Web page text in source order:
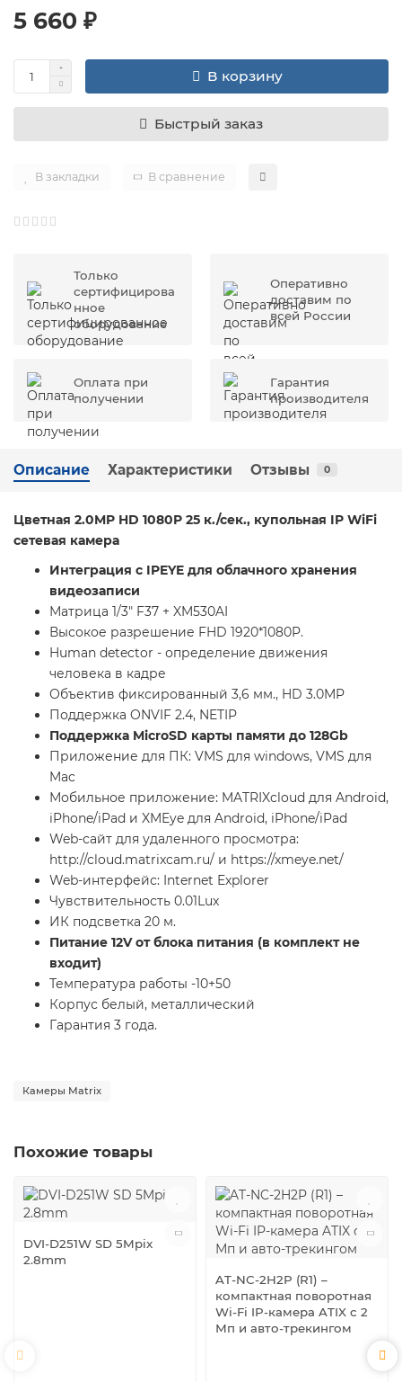
5 660 ₽
В корзину
Быстрый заказ
В закладки В сравнение
Только
сертифицирова
нное
оборудование
Оперативно
доставим по
всей России
Оплата при
получении
Гарантия
производителя
Описание Характеристики Отзывы 0
Цветная 2.0MP HD 1080P 25 к./сек., купольная IP WiFi
сетевая камера
Интеграция с IPEYE для облачного хранения
видеозаписи
Матрица 1/3" F37 + XM530AI
Высокое разрешение FHD 1920*1080P.
Human detector - определение движения
человека в кадре
Объектив фиксированный 3,6 мм., HD 3.0MP
Поддержка ONVIF 2.4, NETIP
Поддержка MicroSD карты памяти до 128Gb
Приложение для ПК: VMS для windows, VMS для
Mac
Мобильное приложение: MATRIXcloud для Android,
iPhone/iPad и XMEye для Android, iPhone/iPad
Web-сайт для удаленного просмотра:
http://cloud.matrixcam.ru/ и https://xmeye.net/
Web-интерфейс: Internet Explorer
Чувствительность 0.01Lux
ИК подсветка 20 м.
Питание 12V от блока питания (в комплект не
входит)
Температура работы -10+50
Корпус белый, металлический
Гарантия 3 года.
Камеры Matrix
Похожие товары
DVI-D251W SD 5Mpix
2.8mm
AT-NC-2H2P (R1) –
компактная поворотная
Wi-Fi IP-камера ATIX с 2
Мп и авто-трекингом